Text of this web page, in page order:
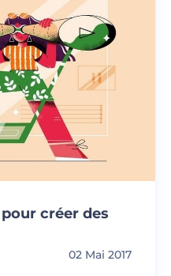
créer des
02 Mai 2017